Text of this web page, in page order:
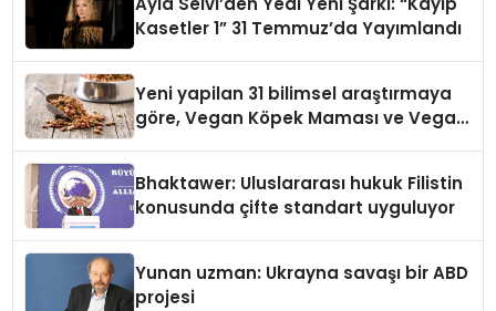
Kasetler 1” 31 Temmuz’da Yayımlandı
Yeni yapilan 31 bilimsel araştırmaya
göre, Vegan Köpek Maması ve Vegan
Bhaktawer: Uluslararası hukuk Filistin
konusunda çifte standart uyguluyor
Yunan uzman: Ukrayna savaşı bir ABD
projesi